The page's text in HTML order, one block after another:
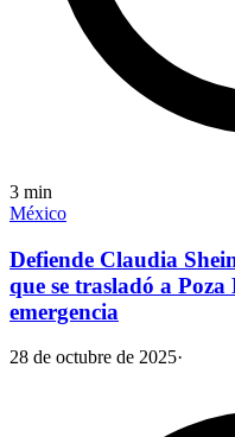
3 min
México
Defiende Claudia
que se trasladó a Poza
emergencia
28 de octubre de 2025·